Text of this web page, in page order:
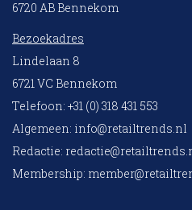
6720 AB Bennekom
Bezoekadres
Lindelaan 8
6721 VC Bennekom
Telefoon: +31 (0) 318 431 553
Algemeen: info@retailtrends.nl
Redactie:
Membership: